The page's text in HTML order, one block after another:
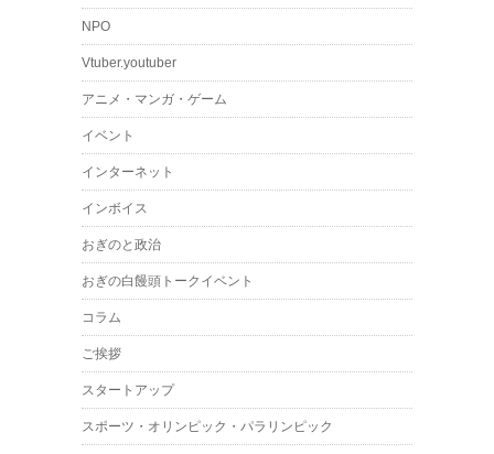
NPO
Vtuber.youtuber
アニメ・マンガ・ゲーム
イベント
インターネット
インボイス
おぎのと政治
おぎの白饅頭トークイベント
コラム
ご挨拶
スタートアップ
スポーツ・オリンピック・パラリンピック